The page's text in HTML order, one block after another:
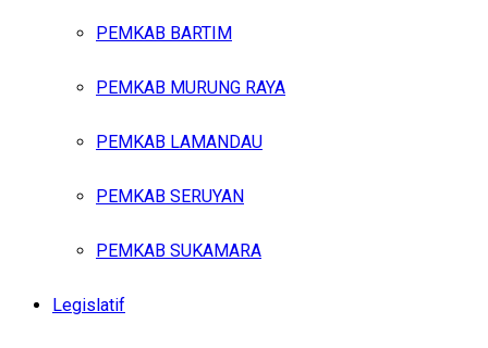
PEMKAB BARTIM
PEMKAB MURUNG RAYA
PEMKAB LAMANDAU
PEMKAB SERUYAN
PEMKAB SUKAMARA
Legislatif